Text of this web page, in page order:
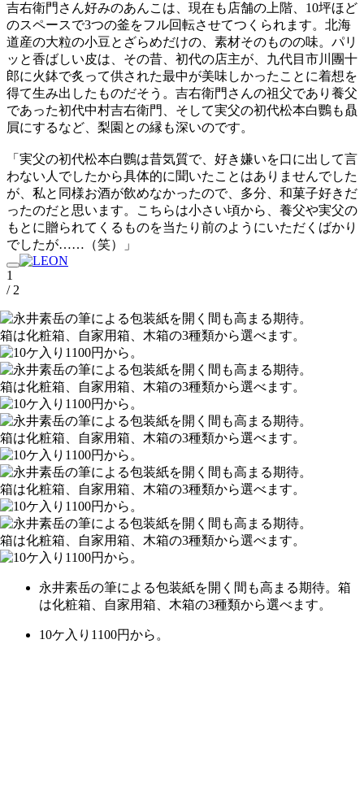
吉右衛門さん好みのあんこは、現在も店舗の上階、10坪ほど
のスペースで3つの釜をフル回転させてつくられます。北海
道産の大粒の小豆とざらめだけの、素材そのものの味。パリ
ッと香ばしい皮は、その昔、初代の店主が、九代目市川團十
郎に火鉢で炙って供された最中が美味しかったことに着想を
得て生み出したものだそう。吉右衛門さんの祖父であり養父
であった初代中村吉右衛門、そして実父の初代松本白鸚も贔
屓にするなど、梨園との縁も深いのです。
「実父の初代松本白鸚は昔気質で、好き嫌いを口に出して言
わない人でしたから具体的に聞いたことはありませんでした
が、私と同様お酒が飲めなかったので、多分、和菓子好きだ
ったのだと思います。こちらは小さい頃から、養父や実父の
もとに贈られてくるものを当たり前のようにいただくばかり
でしたが……（笑）」
1
/ 2
永井素岳の筆による包装紙を開く間も高まる期待。箱
は化粧箱、自家用箱、木箱の3種類から選べます。
10ケ入り1100円から。